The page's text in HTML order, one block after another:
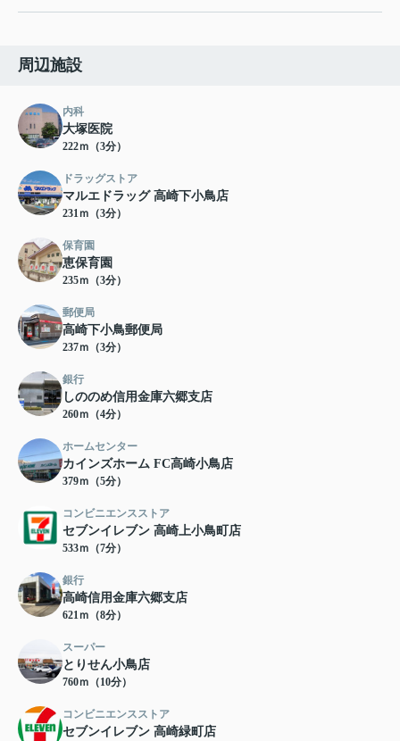
周辺施設
内科
大塚医院
222ｍ（3分）
ドラッグストア
マルエドラッグ 高崎下小鳥店
231ｍ（3分）
保育園
恵保育園
235ｍ（3分）
郵便局
高崎下小鳥郵便局
237ｍ（3分）
銀行
しののめ信用金庫六郷支店
260ｍ（4分）
ホームセンター
カインズホーム FC高崎小鳥店
379ｍ（5分）
コンビニエンスストア
セブンイレブン 高崎上小鳥町店
533ｍ（7分）
銀行
高崎信用金庫六郷支店
621ｍ（8分）
スーパー
とりせん小鳥店
760ｍ（10分）
コンビニエンスストア
セブンイレブン 高崎緑町店